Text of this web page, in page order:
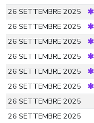
26 SETTEMBRE 2025
26 SETTEMBRE 2025
26 SETTEMBRE 2025
26 SETTEMBRE 2025
26 SETTEMBRE 2025
26 SETTEMBRE 2025
26 SETTEMBRE 2025
26 SETTEMBRE 2025